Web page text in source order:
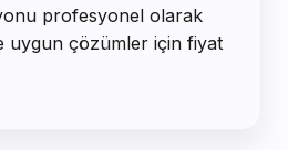
profesyonel olarak
uygun çözümler için fiyat